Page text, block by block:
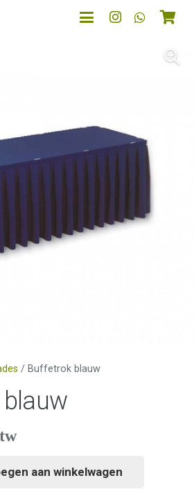
/ Buffetrok blauw
aan winkelwagen